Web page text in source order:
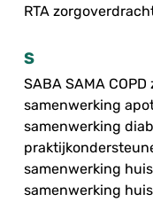
RTA
S
SABA SAMA
samenwerking
samenwerking
samenwerking
samenwerking